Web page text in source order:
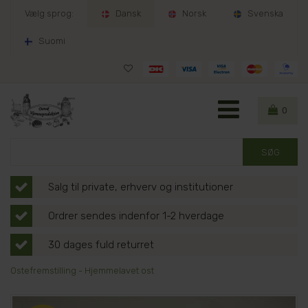
Vælg sprog: Dansk Norsk Svenska
Suomi
0
Salg til private, erhverv og institutioner
Ordrer sendes indenfor 1-2 hverdage
30 dages fuld returret
Ostefremstilling - Hjemmelavet ost